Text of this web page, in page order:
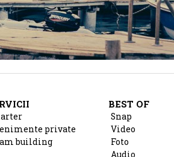
private
building
BEST OF
Snap
Video
Foto
Audio